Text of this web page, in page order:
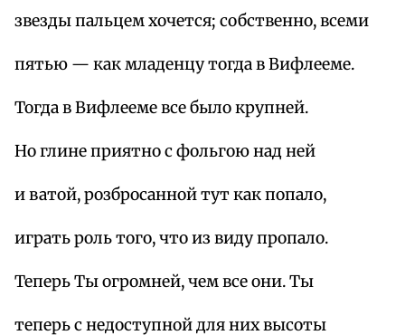
звезды пальцем хочется; собственно, всеми
пятью — как младенцу тогда в Вифлееме.
Тогда в Вифлееме все было крупней.
Но глине приятно с фольгою над ней
и ватой, розбросанной тут как попало,
играть роль того, что из виду пропало.
Теперь Ты огромней, чем все они. Ты
теперь с недоступной для них высоты